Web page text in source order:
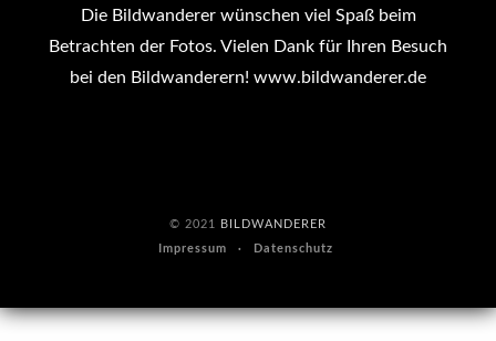
Die Bildwanderer wünschen viel Spaß beim
Betrachten der Fotos. Vielen Dank für Ihren Besuch
bei den Bildwanderern! www.bildwanderer.de
© 2021
BILDWANDERER
Impressum
Datenschutz